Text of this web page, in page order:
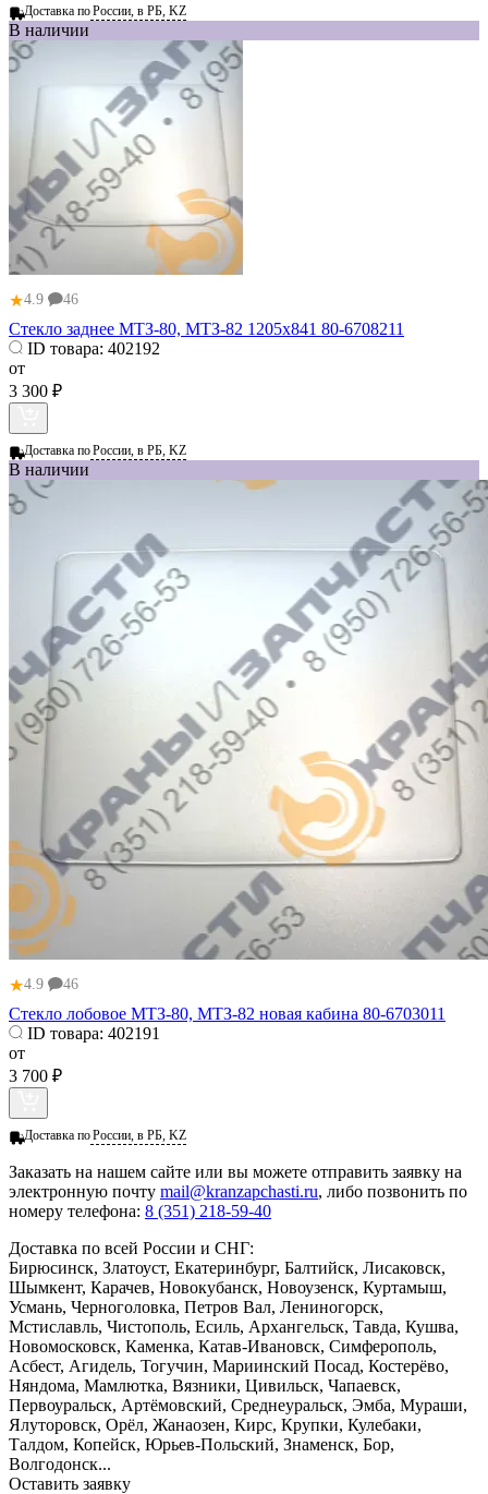
Доставка поРоссии, в РБ, KZ
В наличии
★4.9 46
Стекло заднее МТЗ-80, МТЗ-82 1205х841 80-6708211
ID товара: 402192
от
3 300 ₽
Доставка поРоссии, в РБ, KZ
В наличии
★4.9 46
Стекло лобовое МТЗ-80, МТЗ-82 новая кабина 80-6703011
ID товара: 402191
от
3 700 ₽
Доставка поРоссии, в РБ, KZ
Заказать на нашем сайте или вы можете отправить заявку на
электронную почту mail@kranzapchasti.ru, либо позвонить по
номеру телефона: 8 (351) 218-59-40
Доставка по всей России и СНГ:
Бирюсинск, Златоуст, Екатеринбург, Балтийск, Лисаковск,
Шымкент, Карачев, Новокубанск, Новоузенск, Куртамыш,
Усмань, Черноголовка, Петров Вал, Лениногорск,
Мстиславль, Чистополь, Есиль, Архангельск, Тавда, Кушва,
Новомосковск, Каменка, Катав-Ивановск, Симферополь,
Асбест, Агидель, Тогучин, Мариинский Посад, Костерёво,
Няндома, Мамлютка, Вязники, Цивильск, Чапаевск,
Первоуральск, Артёмовский, Среднеуральск, Эмба, Мураши,
Ялуторовск, Орёл, Жанаозен, Кирс, Крупки, Кулебаки,
Талдом, Копейск, Юрьев-Польский, Знаменск, Бор,
Волгодонск...
Оставить заявку